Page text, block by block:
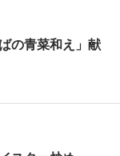
の青菜和え」献